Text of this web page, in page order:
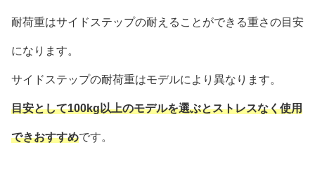
耐荷重はサイドステップの耐えることができる重さの目安
になります。
サイドステップの耐荷重はモデルにより異なります。
目安として100kg以上のモデルを選ぶとストレスなく使用
できおすすめです。